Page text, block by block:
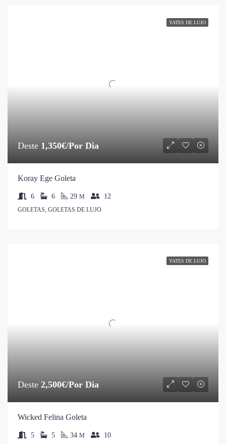
YATES DE LUJO
Deste 1,350€/Por Dia
Koray Ege Goleta
6 6 29 M 12
GOLETAS, GOLETAS DE LUJO
YATES DE LUJO
Deste 2,500€/Por Dia
Wicked Felina Goleta
5 5 34 M 10